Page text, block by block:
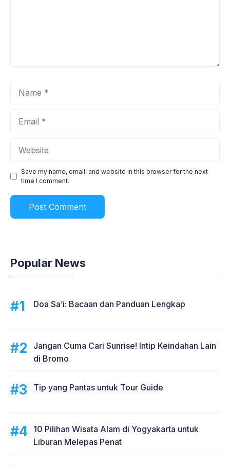
Save my name, email, and website in this browser for the next
time I comment.
Popular News
Doa Sa’i: Bacaan dan Panduan Lengkap
Jangan Cuma Cari Sunrise! Intip Keindahan Lain
di Bromo
Tip yang Pantas untuk Tour Guide
10 Pilihan Wisata Alam di Yogyakarta untuk
Liburan Melepas Penat